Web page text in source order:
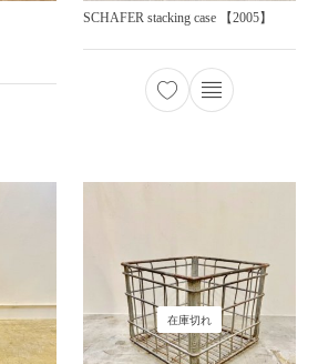
SCHAFER stacking case 【2005】
在庫切れ